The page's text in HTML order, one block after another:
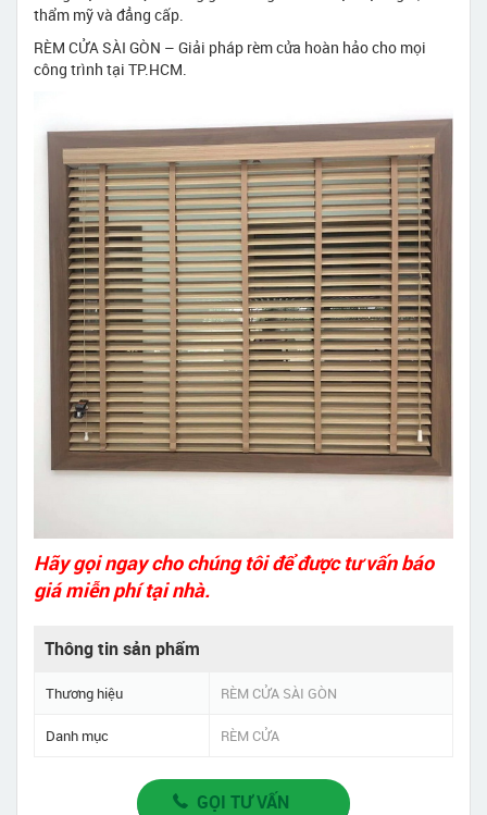
thẩm mỹ và đẳng cấp.
RÈM CỬA SÀI GÒN – Giải pháp rèm cửa hoàn hảo cho mọi
công trình tại TP.HCM.
Hãy gọi ngay cho chúng tôi để được tư vấn báo
giá miễn phí tại nhà.
Thông tin sản phẩm
Thương hiệu RÈM CỬA SÀI GÒN
Danh mục RÈM CỬA
GỌI TƯ VẤN